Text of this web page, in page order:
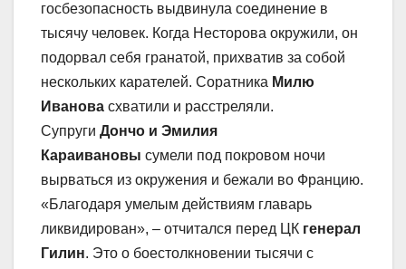
госбезопасность выдвинула соединение в
тысячу человек. Когда Несторова окружили, он
подорвал себя гранатой, прихватив за собой
нескольких карателей. Соратника Милю
Иванова схватили и расстреляли.
Супруги Дончо и Эмилия
Караивановы сумели под покровом ночи
вырваться из окружения и бежали во Францию.
«Благодаря умелым действиям главарь
ликвидирован», – отчитался перед ЦК генерал
Гилин. Это о боестолкновении тысячи с